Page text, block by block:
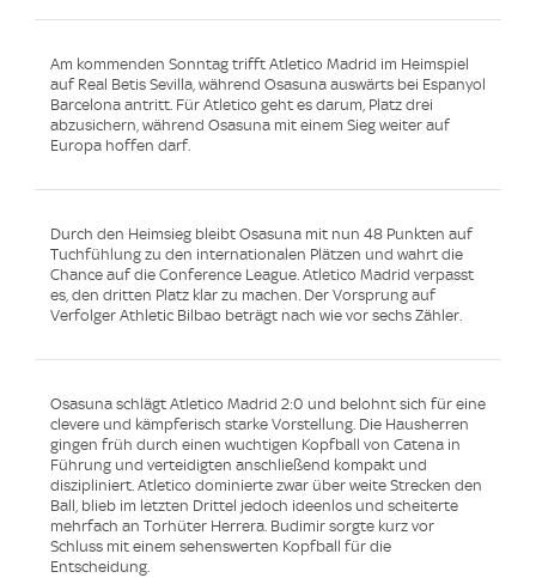
Am kommenden Sonntag trifft Atletico Madrid im Heimspiel
auf Real Betis Sevilla, während Osasuna auswärts bei Espanyol
Barcelona antritt. Für Atletico geht es darum, Platz drei
abzusichern, während Osasuna mit einem Sieg weiter auf
Europa hoffen darf.
Durch den Heimsieg bleibt Osasuna mit nun 48 Punkten auf
Tuchfühlung zu den internationalen Plätzen und wahrt die
Chance auf die Conference League. Atletico Madrid verpasst
es, den dritten Platz klar zu machen. Der Vorsprung auf
Verfolger Athletic Bilbao beträgt nach wie vor sechs Zähler.
Osasuna schlägt Atletico Madrid 2:0 und belohnt sich für eine
clevere und kämpferisch starke Vorstellung. Die Hausherren
gingen früh durch einen wuchtigen Kopfball von Catena in
Führung und verteidigten anschließend kompakt und
diszipliniert. Atletico dominierte zwar über weite Strecken den
Ball, blieb im letzten Drittel jedoch ideenlos und scheiterte
mehrfach an Torhüter Herrera. Budimir sorgte kurz vor
Schluss mit einem sehenswerten Kopfball für die
Entscheidung.